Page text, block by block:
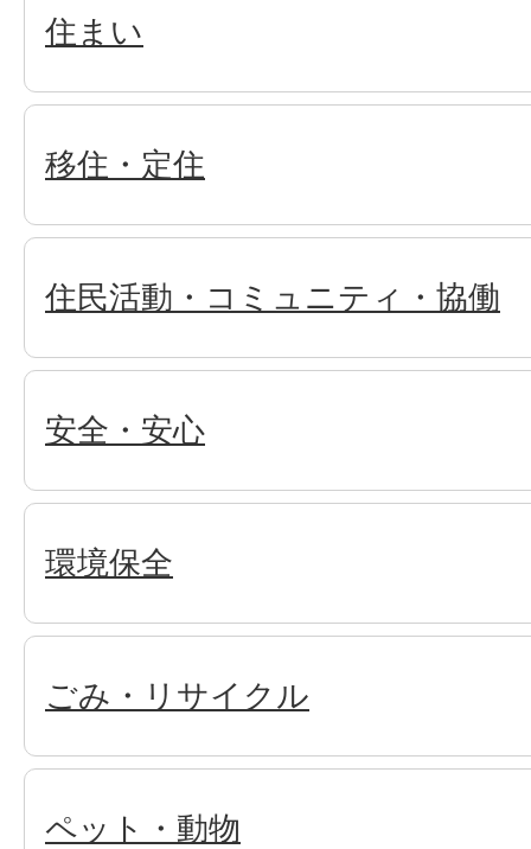
住まい
移住・定住
住民活動・コミュニティ・協働
安全・安心
環境保全
ごみ・リサイクル
ペット・動物